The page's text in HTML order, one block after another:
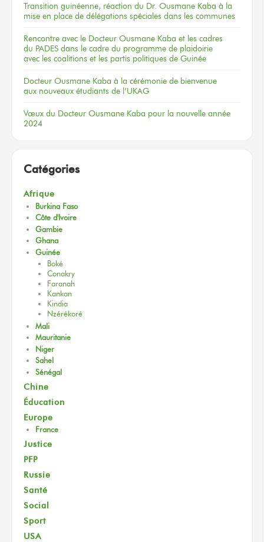
Transition guinéenne, réaction du Dr. Ousmane Kaba à la
mise en place de délégations spéciales dans les communes
Rencontre avec le Docteur Ousmane Kaba et les cadres
du PADES dans le cadre du programme de plaidoirie
avec les coalitions et les partis politiques de Guinée
Docteur Ousmane Kaba à la cérémonie de bienvenue
aux nouveaux étudiants de l’UKAG
Vœux du Docteur Ousmane Kaba pour la nouvelle année
2024
Catégories
Afrique
Burkina Faso
Côte d'Ivoire
Gambie
Ghana
Guinée
Boké
Conakry
Faranah
Kankan
Kindia
Nzérékoré
Mali
Mauritanie
Niger
Sahel
Sénégal
Chine
Éducation
Europe
France
Justice
PFP
Russie
Santé
Social
Sport
USA